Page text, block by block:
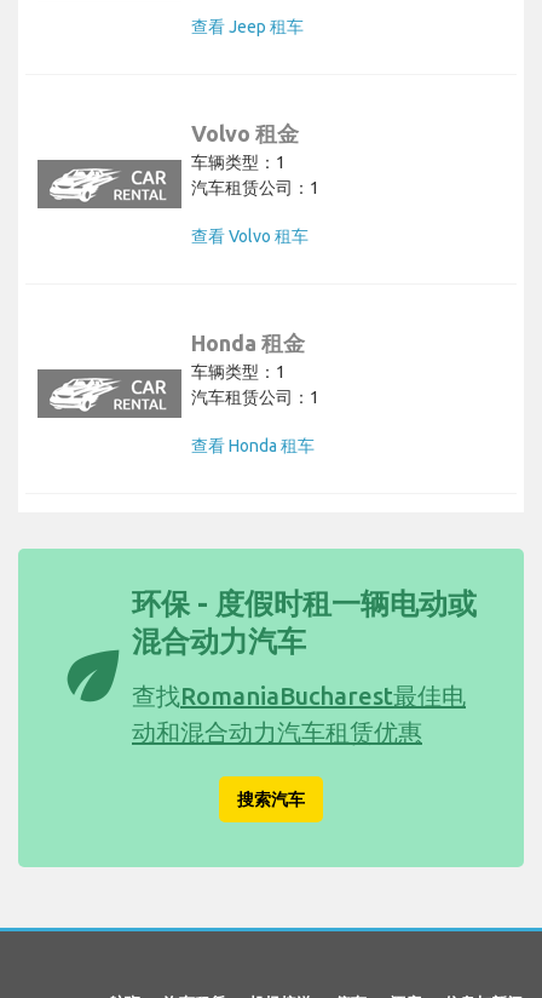
查看 Jeep 租车
Volvo 租金
车辆类型：1
汽车租赁公司：1
查看 Volvo 租车
Honda 租金
车辆类型：1
汽车租赁公司：1
查看 Honda 租车
eco
环保 - 度假时租一辆电动或
混合动力汽车
查找RomaniaBucharest最佳电
动和混合动力汽车租赁优惠
搜索汽车